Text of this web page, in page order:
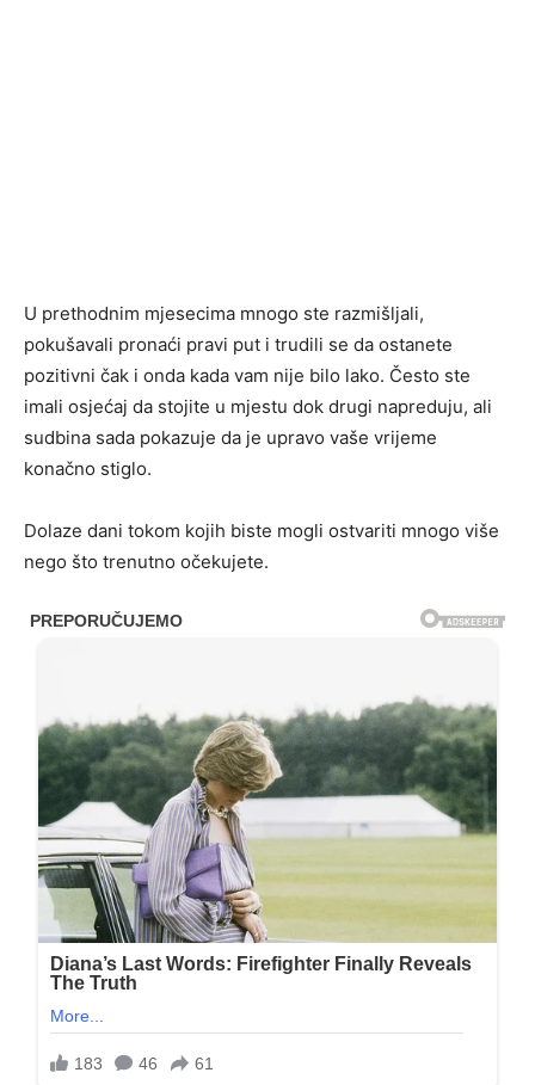
U prethodnim mjesecima mnogo ste razmišljali,
pokušavali pronaći pravi put i trudili se da ostanete
pozitivni čak i onda kada vam nije bilo lako. Često ste
imali osjećaj da stojite u mjestu dok drugi napreduju, ali
sudbina sada pokazuje da je upravo vaše vrijeme
konačno stiglo.
Dolaze dani tokom kojih biste mogli ostvariti mnogo više
nego što trenutno očekujete.